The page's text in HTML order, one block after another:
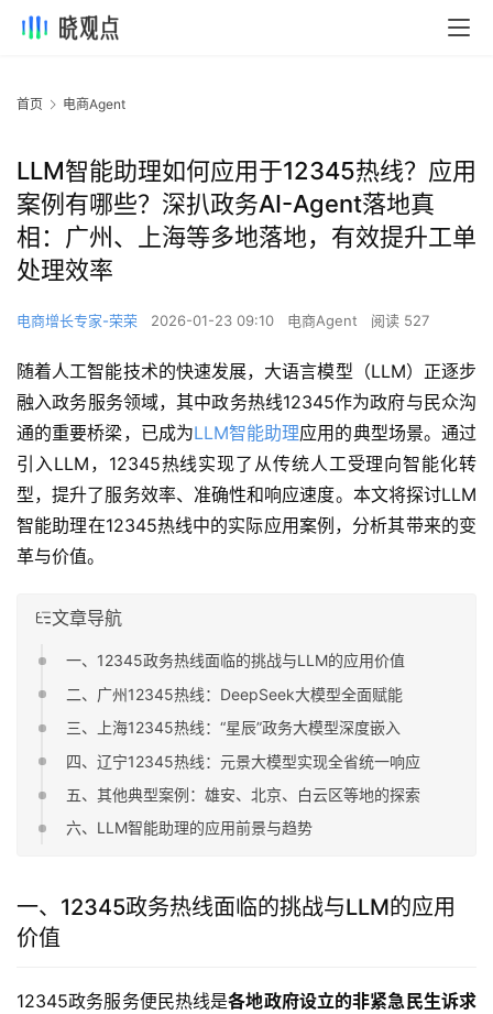
首页 电商Agent
LLM智能助理如何应用于12345热线？应用
案例有哪些？深扒政务AI-Agent落地真
相：广州、上海等多地落地，有效提升工单
处理效率
电商增长专家-荣荣 2026-01-23 09:10 电商Agent 阅读 527
随着人工智能技术的快速发展，大语言模型（LLM）正逐步
融入政务服务领域，其中政务热线12345作为政府与民众沟
通的重要桥梁，已成为LLM智能助理应用的典型场景。通过
引入LLM，12345热线实现了从传统人工受理向智能化转
型，提升了服务效率、准确性和响应速度。本文将探讨LLM
智能助理在12345热线中的实际应用案例，分析其带来的变
革与价值。
文章导航
一、12345政务热线面临的挑战与LLM的应用价值
二、广州12345热线：DeepSeek大模型全面赋能
三、上海12345热线：“星辰”政务大模型深度嵌入
四、辽宁12345热线：元景大模型实现全省统一响应
五、其他典型案例：雄安、北京、白云区等地的探索
六、LLM智能助理的应用前景与趋势
一、12345政务热线面临的挑战与LLM的应用
价值
12345政务服务便民热线是各地政府设立的非紧急民生诉求